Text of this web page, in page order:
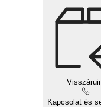
Kapcsolat és